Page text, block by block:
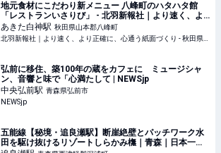
地元食材にこだわり新メニュー 八峰町のハタハタ館
「レストランいさりび」 - 北羽新報社｜より速く、よ
り正確に、心通う紙面づくり
あきた白神駅 秋田県山本郡八峰町
弘前に移住、築100年の蔵をカフェに ミュージシャ
ン、音響と味で「心満たして | NEWSjp
中央弘前駅 青森県弘前市
NEWSjp
五能線【秘境・追良瀬駅】断崖絶壁とパッチワーク水
田を駆け抜けるリゾートしらかみ橅｜青森｜日本一